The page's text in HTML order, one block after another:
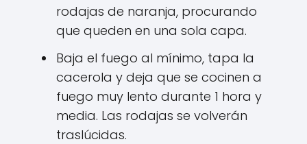
rodajas de naranja, procurando
que queden en una sola capa.
Baja el fuego al mínimo, tapa la
cacerola y deja que se cocinen a
fuego muy lento durante 1 hora y
media. Las rodajas se volverán
traslúcidas.